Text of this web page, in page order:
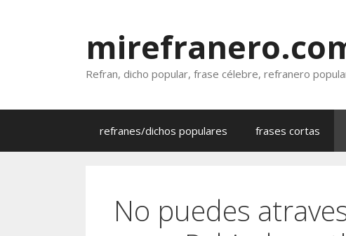
Refran, dicho popular, frase célebre, refranero
refranes/dichos populares frases cortas
No puedes